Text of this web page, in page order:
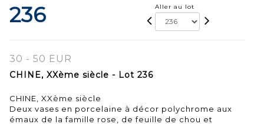
236 Aller au lot
30 - 50 EUR
CHINE, XXème siècle - Lot 236
CHINE, XXème siècle
Deux vases en porcelaine à décor polychrome aux
émaux de la famille rose, de feuille de chou et